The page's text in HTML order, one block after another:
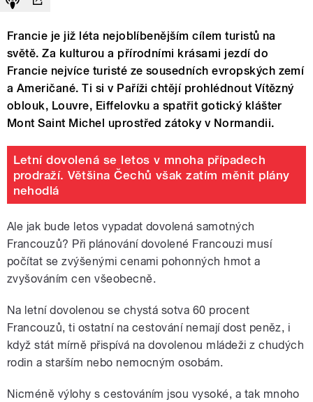
Francie je již léta nejoblíbenějším cílem turistů na
světě. Za kulturou a přírodními krásami jezdí do
Francie nejvíce turisté ze sousedních evropských zemí
a Američané. Ti si v Paříži chtějí prohlédnout Vítězný
oblouk, Louvre, Eiffelovku a spatřit gotický klášter
Mont Saint Michel uprostřed zátoky v Normandii.
Letní dovolená se letos v mnoha případech
prodraží. Většina Čechů však zatím měnit plány
nehodlá
Ale jak bude letos vypadat dovolená samotných
Francouzů? Při plánování dovolené Francouzi musí
počítat se zvýšenými cenami pohonných hmot a
zvyšováním cen všeobecně.
Na letní dovolenou se chystá sotva 60 procent
Francouzů, ti ostatní na cestování nemají dost peněz, i
když stát mírně přispívá na dovolenou mládeži z chudých
rodin a starším nebo nemocným osobám.
Nicméně výlohy s cestováním jsou vysoké, a tak mnoho